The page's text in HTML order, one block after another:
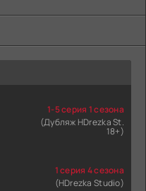
1-5 серия 1 сезона
(Дубляж HDrezka St.
18+)
1 серия 4 сезона
(HDrezka Studio)